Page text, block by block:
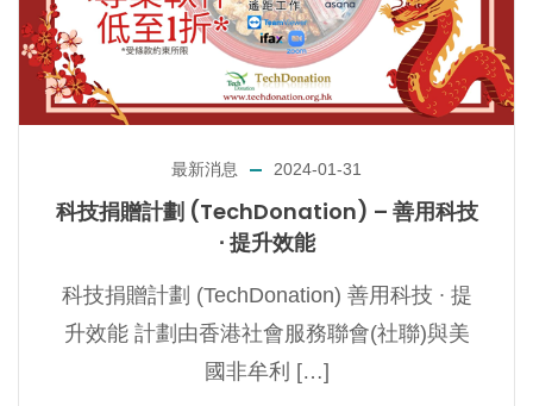
最新消息 2024-01-31
科技捐贈計劃 (TechDonation) – 善用科技
∙ 提升效能
科技捐贈計劃 (TechDonation) 善用科技 ∙ 提
升效能 計劃由香港社會服務聯會(社聯)與美
國非牟利 […]